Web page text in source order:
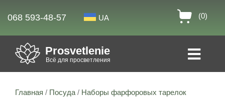
068 593-48-57 UA (0)
Prosvetlenie
Всё для просветления
Главная / Посуда / Наборы фарфоровых тарелок